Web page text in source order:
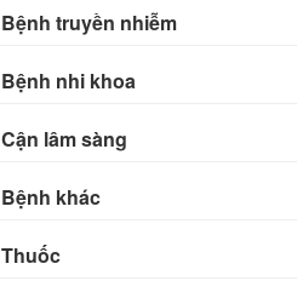
Bệnh truyền nhiễm
Bệnh nhi khoa
Cận lâm sàng
Bệnh khác
Thuốc